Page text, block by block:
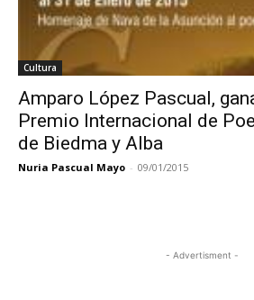
Cultura
Amparo López Pascual,
Premio Internacional de
de Biedma y Alba
Nuria Pascual Mayo - 09/01/2015
- Advertisment -